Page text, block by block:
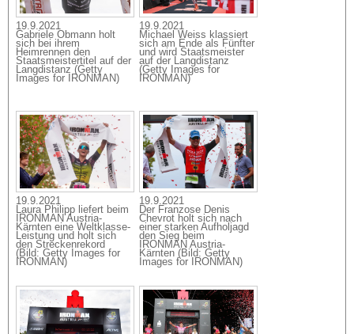
19.9.2021
Gabriele Obmann holt
sich bei ihrem
Heimrennen den
Staatsmeistertitel auf der
Langdistanz (Getty
Images for IRONMAN)
19.9.2021
Michael Weiss klassiert
sich am Ende als Fünfter
und wird Staatsmeister
auf der Langdistanz
(Getty Images for
IRONMAN)
19.9.2021
Laura Philipp liefert beim
IRONMAN Austria-
Kärnten eine Weltklasse-
Leistung und holt sich
den Streckenrekord
(Bild: Getty Images for
IRONMAN)
19.9.2021
Der Franzose Denis
Chevrot holt sich nach
einer starken Aufholjagd
den Sieg beim
IRONMAN Austria-
Kärnten (Bild: Getty
Images for IRONMAN)